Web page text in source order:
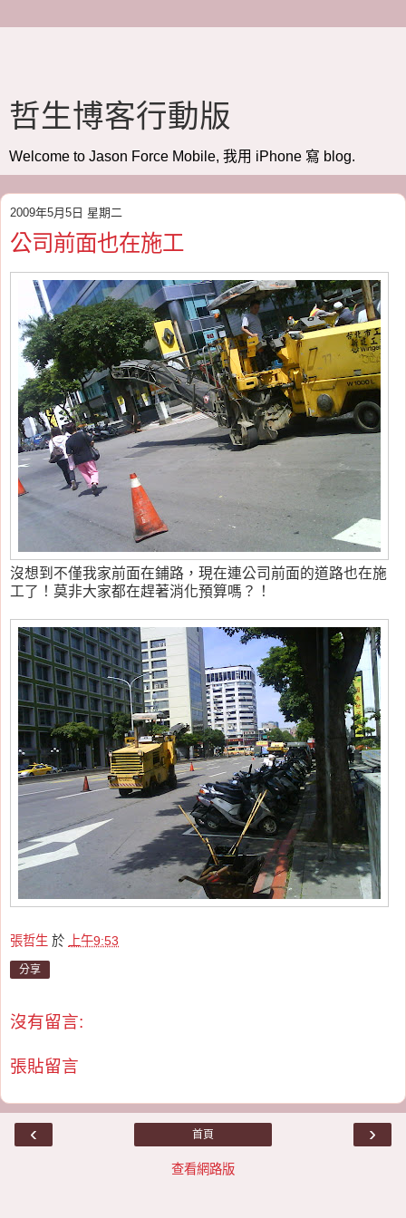
哲生博客行動版
Welcome to Jason Force Mobile, 我用 iPhone 寫 blog.
2009年5月5日 星期二
公司前面也在施工
沒想到不僅我家前面在鋪路，現在連公司前面的道路也在施
工了！莫非大家都在趕著消化預算嗎？！
張哲生 於 上午9:53
分享
沒有留言:
張貼留言
‹ ›
首頁
查看網路版